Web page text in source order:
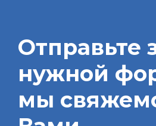
Отправьте
нужной
мы